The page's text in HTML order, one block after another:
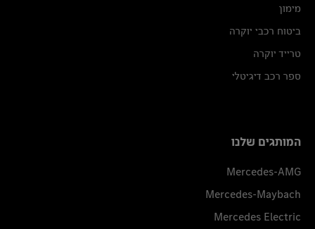
מימון
ביטוח רכבי יוקרה
טרייד יוקרה
ספר רכב דיגיטלי
המותגים שלנו
Mercedes-AMG
Mercedes-Maybach
Mercedes Electric